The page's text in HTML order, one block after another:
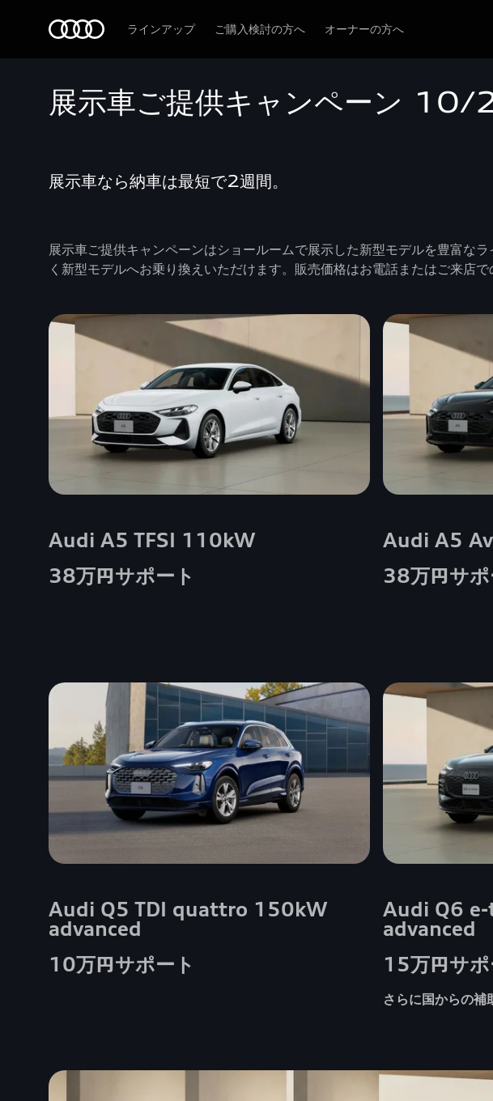
ラインアップ ご購入検討の方へ オーナーの方へ
展示車ご提供キャンペーン 10/
展示車なら納車は最短で2週間。
展示車ご提供キャンペーンはショールームで展示した新型モデルを豊富な
く新型モデルへお乗り換えいただけます。販売価格はお電話またはご来店
Audi A5 TFSI 110kW
38万円サポート
Audi A5
38万円サポ
Audi Q5 TDI quattro 150kW
advanced
10万円サポート
Audi Q6
advanced
15万円サ
さらに国からの